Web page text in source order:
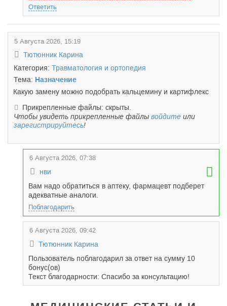
Ответить
5 Августа 2026, 15:19
Тютюнник Карина
Категория: Травматология и ортопедия
Тема: Назначение
Какую замену можно подобрать кальцемину и картифлекс
Прикрепленные файлы: скрыты.
Чтобы увидеть прикрепленные файлы войдите или
зарегистрируйтесь!
6 Августа 2026, 07:38
нви
Вам надо обратиться в аптеку, фармацевт подберет
адекватные аналоги.
Поблагодарить
6 Августа 2026, 09:42
Тютюнник Карина
Пользователь поблагодарил за ответ на сумму 10
бонус(ов)
Текст благодарности: Спасибо за консультацию!